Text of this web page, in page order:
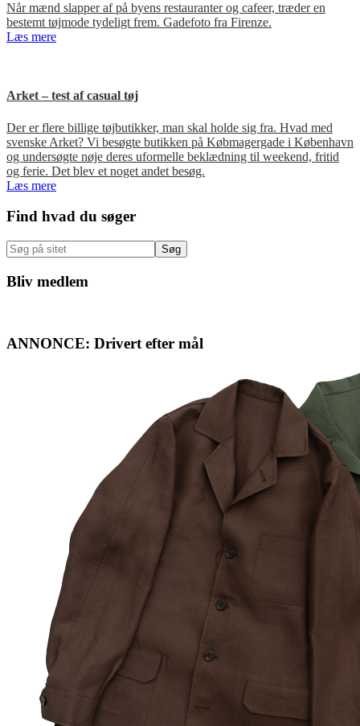
Når mænd slapper af på byens restauranter og cafeer, træder en
bestemt tøjmode tydeligt frem. Gadefoto fra Firenze.
Læs mere
Arket – test af casual tøj
Der er flere billige tøjbutikker, man skal holde sig fra. Hvad med
svenske Arket? Vi besøgte butikken på Købmagergade i København
og undersøgte nøje deres uformelle beklædning til weekend, fritid
og ferie. Det blev et noget andet besøg.
Læs mere
Primær
Sidebar
Find hvad du søger
Søg
på
sitet
Bliv medlem
ANNONCE: Drivert efter mål